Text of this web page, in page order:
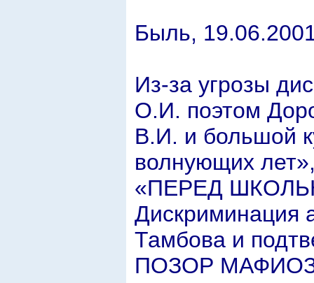
Быль,
Из-за угрозы
О.И. поэтом
В.И. и большой
волнующих
«ПЕРЕД
Дискриминация
Тамбова и
ПОЗОР